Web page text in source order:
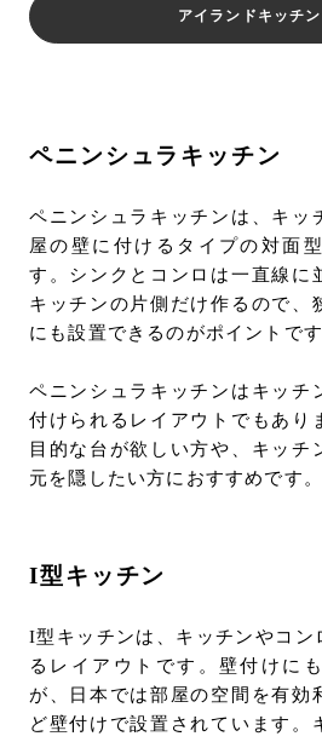
アイランドキッチ
ペニンシュラキッチン
ペニンシュラキッチンは、キッ
屋の壁に付けるタイプの対面
す。シンクとコンロは一直線に
キッチンの片側だけ作るので、
にも設置できるのがポイントです
ペニンシュラキッチンはキッチ
付けられるレイアウトでもあり
目的な台が欲しい方や、キッチ
元を隠したい方におすすめです。
I型キッチン
I型キッチンは、キッチンやコン
るレイアウトです。壁付けに
が、日本では部屋の空間を有効
ど壁付けで設置されています。